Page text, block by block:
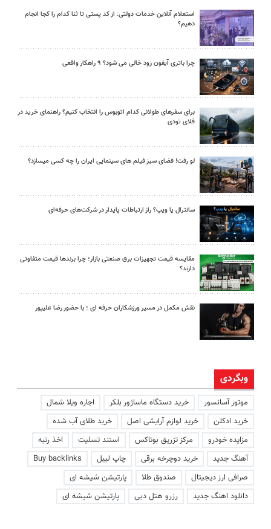
استعلام آنلاین خدمات دولتی: از کد پستی تا ثنا کدام را کجا انجام
دهیم؟
چرا باتری آیفون زود خالی می شود؟ ۹ راهکار واقعی
برای سفرهای طولانی کدام اتوبوس را انتخاب کنیم؟ راهنمای خرید در
فلای تودی
لو رفت! فضای سبز فیلم های سینمایی ایران را چه کسی میسازد؟
سانترال یا ویپ؟ راز ارتباطات پایدار در شرکت‌های حرفه‌ای
مقایسه قیمت تجهیزات برق صنعتی بازار؛ چرا برندها قیمت متفاوتی
دارند؟
نقش مکمل در مسیر ورزشکاران حرفه ای ؛ با حضور رضا علیپور
وبگردی
موتور آسانسور خرید دستگاه ماساژور بلکر
اجاره ویلا شمال
خرید ادکلن
خرید لوازم آرایشی اصل
خرید طلای آب شده
مزایده خودرو
مرکز تزریق بوتاکس استند تسلیت
اخذ رتبه
آهنگ جدید
خرید دوچرخه برقی چاپ لیبل
Buy backlinks
صرافی ارز دیجیتال
صندوق طلا
پارتیشن شیشه ای
دانلود اهنگ جدید
رزرو هتل دبی پارتیشن شیشه ای